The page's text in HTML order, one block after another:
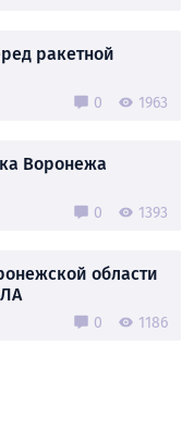
ракетной
0 1963
Воронежа
0 1393
области
0 1186